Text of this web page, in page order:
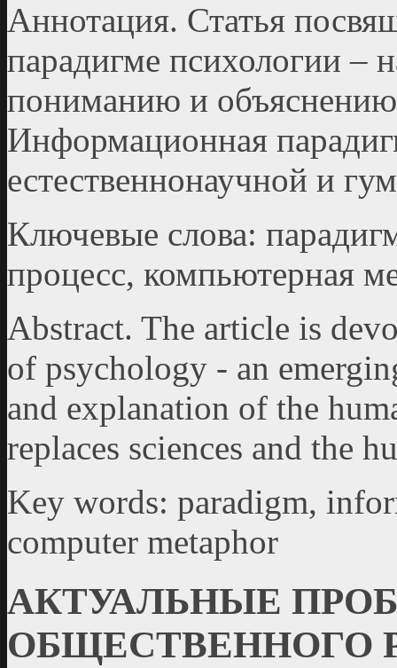
Аннотация. Статья
парадигме психологии –
пониманию и объяснению
Информационная
естественнонаучной и
Ключевые слова:
процесс, компьютерная
Abstract. The article is
of psychology - an
and explanation of the
replaces sciences and the
Key words: paradigm,
computer metaphor
АКТУАЛЬНЫЕ
ОБЩЕСТВЕННОГО